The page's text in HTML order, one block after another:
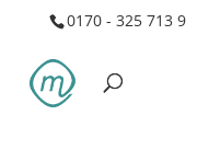
0170 - 325 713 9